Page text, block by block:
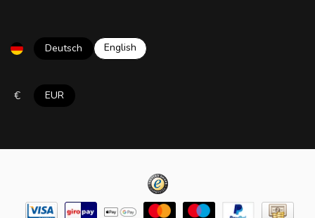
Deutsch English
€ EUR